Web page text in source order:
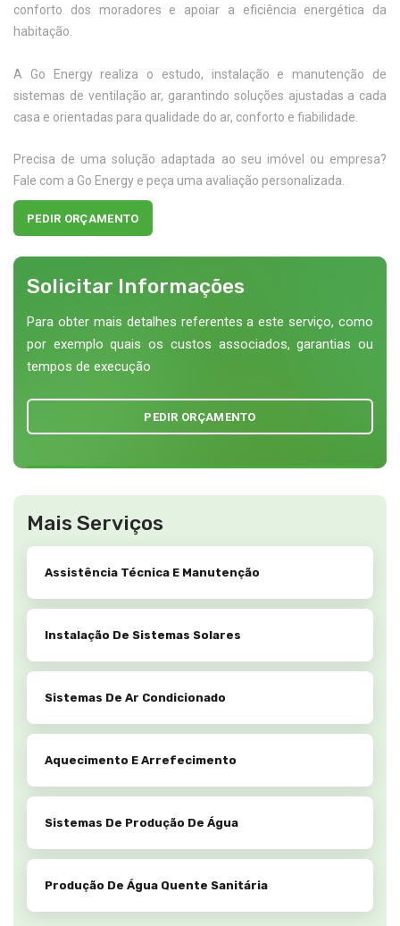
conforto dos moradores e apoiar a eficiência energética da
habitação.
A Go Energy realiza o estudo, instalação e manutenção de
sistemas de ventilação ar, garantindo soluções ajustadas a cada
casa e orientadas para qualidade do ar, conforto e fiabilidade.
Precisa de uma solução adaptada ao seu imóvel ou empresa?
Fale com a Go Energy e peça uma avaliação personalizada.
PEDIR ORÇAMENTO
Solicitar Informações
Para obter mais detalhes referentes a este serviço, como
por exemplo quais os custos associados, garantias ou
tempos de execução
PEDIR ORÇAMENTO
Mais Serviços
Assistência Técnica E Manutenção
Instalação De Sistemas Solares
Sistemas De Ar Condicionado
Aquecimento E Arrefecimento
Sistemas De Produção De Água
Produção De Água Quente Sanitária